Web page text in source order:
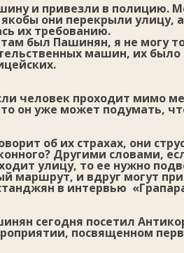
и привезли в полицию.
они перекрыли улицу,
их требованию.
был Пашинян, я не могу
машин, их
человек проходит мимо
он уже может подумать,
об их страхах, они
Другими словами,
улицу, то ее нужно
маршрут, и вдруг могут
в интервью
сегодня посетил
посвященном